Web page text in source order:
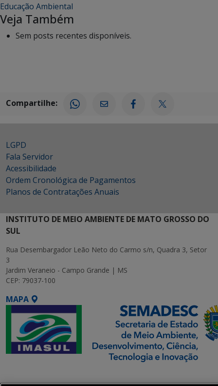
Educação Ambiental
Veja Também
Sem posts recentes disponíveis.
Compartilhe:
LGPD
Fala Servidor
Acessibilidade
Ordem Cronológica de Pagamentos
Planos de Contratações Anuais
INSTITUTO DE MEIO AMBIENTE DE MATO GROSSO DO
SUL
Rua Desembargador Leão Neto do Carmo s/n, Quadra 3, Setor
3
Jardim Veraneio - Campo Grande | MS
CEP: 79037-100
MAPA